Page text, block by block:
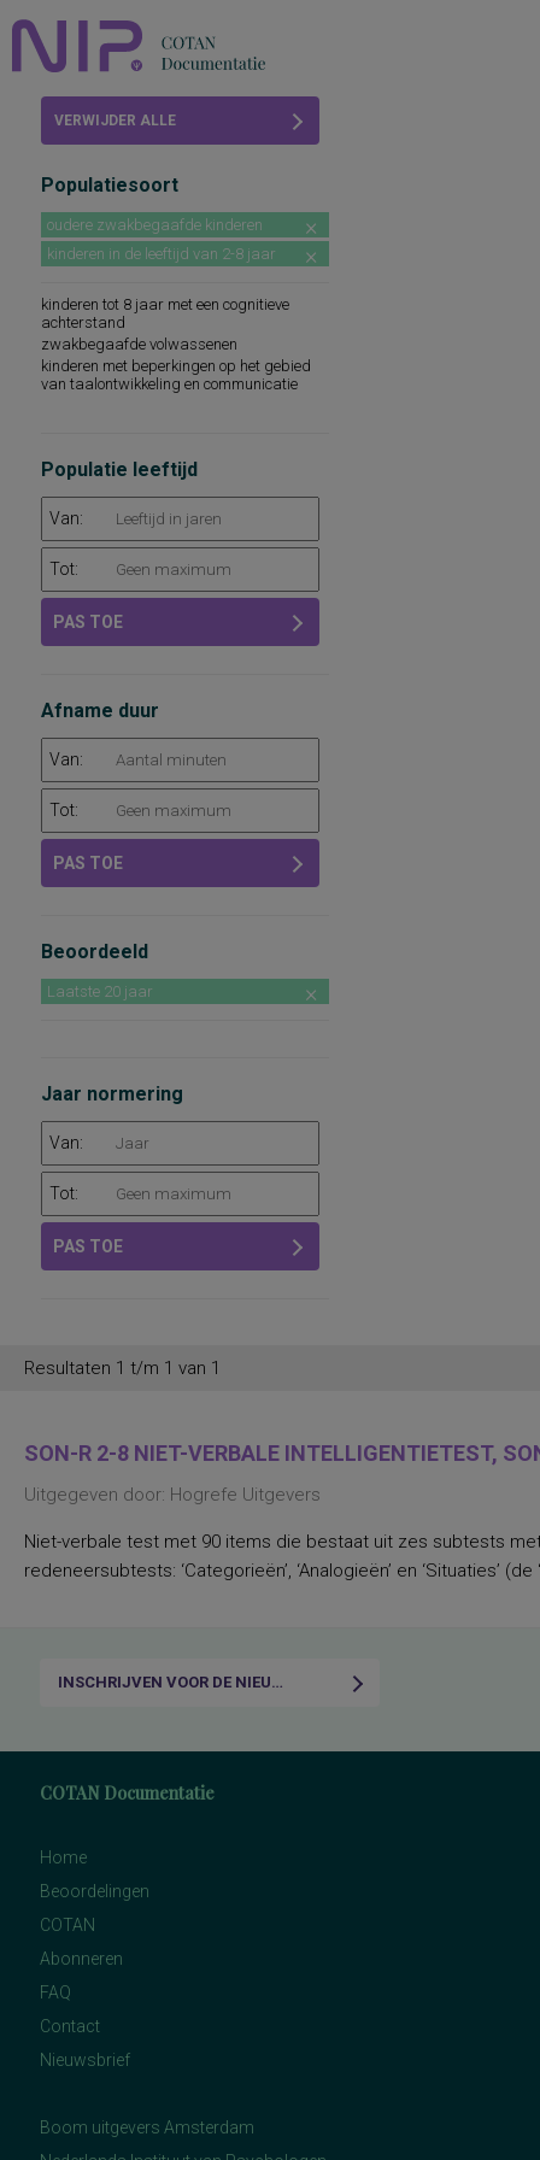
Abonneren
FAQ
VERWIJDER ALLE
Populatiesoort
oudere zwakbegaafde kinderen
kinderen in de leeftijd van 2-8 jaar
kinderen tot 8 jaar met een cognitieve
achterstand
zwakbegaafde volwassenen
kinderen met beperkingen op het gebied
van taalontwikkeling en communicatie
Populatie leeftijd
Van:
Tot:
PAS TOE
Afname duur
Van:
Tot:
PAS TOE
Beoordeeld
Laatste 20 jaar
Jaar normering
Van:
Tot:
PAS TOE
Resultaten 1 t/m 1 van 1
SON-R 2-8 NIET-VERBALE INTELLIGENTIETEST,
Uitgegeven door: Hogrefe Uitgevers
Niet-verbale test met 90 items die bestaat uit zes subtests
redeneersubtests: ‘Categorieën’, ‘Analogieën’ en ‘Situaties’
INSCHRIJVEN VOOR DE NIEUWSBRIEF
COTAN Documentatie
Home
Beoordelingen
COTAN
Abonneren
FAQ
Contact
Nieuwsbrief
Boom uitgevers Amsterdam